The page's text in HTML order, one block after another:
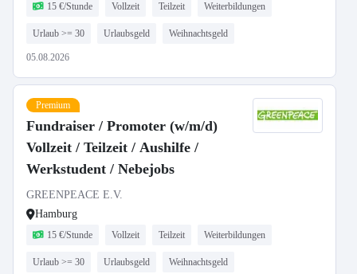
15 €/Stunde Vollzeit Teilzeit Weiterbildungen
Urlaub >= 30 Urlaubsgeld Weihnachtsgeld
05.08.2026
Premium
Fundraiser / Promoter (w/m/d)
Vollzeit / Teilzeit / Aushilfe /
Werkstudent / Nebejobs
GREENPEACE E.V.
Hamburg
15 €/Stunde Vollzeit Teilzeit Weiterbildungen
Urlaub >= 30 Urlaubsgeld Weihnachtsgeld